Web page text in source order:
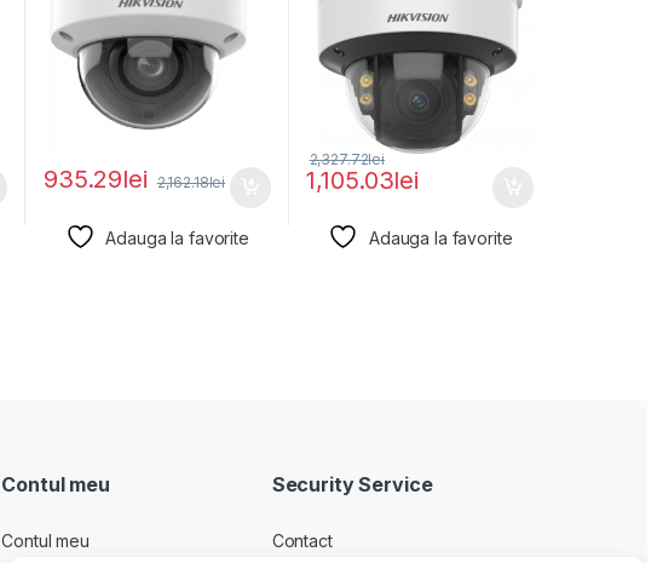
935.29lei 2,162.18lei
Adauga la favorite
1,105.03lei
2,327.72lei
Adauga la favorite
Contul meu
Contul meu
Security Service
Contact